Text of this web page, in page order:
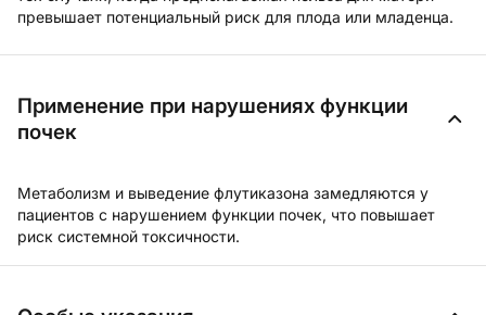
превышает потенциальный риск для плода или младенца.
Применение при нарушениях функции
почек
Метаболизм и выведение флутиказона замедляются у
пациентов с нарушением функции почек, что повышает
риск системной токсичности.